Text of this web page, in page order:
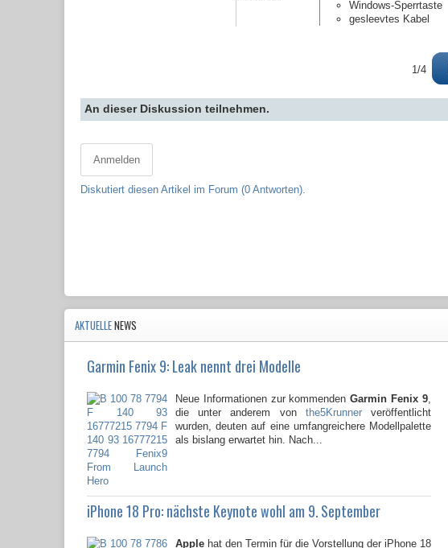
Windows-Sperrtaste
gesleevtes Kabel
1/4
An dieser Diskussion teilnehmen.
Anmelden
Diskutiert diesen Artikel im Forum (0 Antworten).
AKTUELLENEWS
Garmin Fenix 9: Leak nennt drei Modelle
Neue Informationen zur kommendenGarmin Fenix 9
die unter anderem von the5Krunnerveröffentlicht
wurden, deuten auf eine umfangreichere Modellpalette
als bislang erwartet hin. Nach...
iPhone 18 Pro: nächste Keynote wohl am 9. September
Apple hat den Termin für die Vorstellung der iPhone 18